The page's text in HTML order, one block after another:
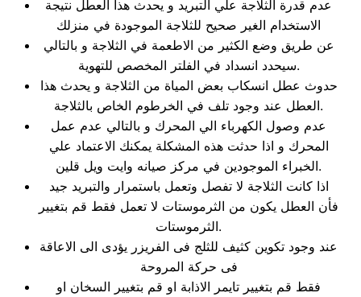
عدم قدرة الثلاجة علي التبريد و يحدث هذا العطل نتيجة
الاستخدام الغير صحيح للثلاجة الموجودة في منزلك
عن طريق وضع الكثير من الاطعمة في الثلاجة و بالتالي
سيحدد انسداد في الفلتر المخصص للتهوية.
حدوث عطل انسكاب بعض المياة من الثلاجة و يحدث هذا
العطل عند وجود تلف في الخرطوم الخاص بالثلاجة.
عدم وصول الكهرباء الي المحرك و بالتالي عدم عمل
المحرك و اذا حدثت هذه المشكلة يمكنك الاعتماد علي
الخبراء الموجودين في مركز صيانه وايت ويل قلين.
اذا كانت الثلاجة لا تفصل وتعمل باستمرار والتبريد جيد
فأن العطل يكون من الثرموستات لا تعمل فقط قم بتغيير
الثرموستات.
عند وجود تكوين كثيف للثلج فى الفريزر يؤدى الى الاعاقة
فى حركة المروحة
فقط قم بتغيير تايمر الاذابة او قم بتغيير السخان او